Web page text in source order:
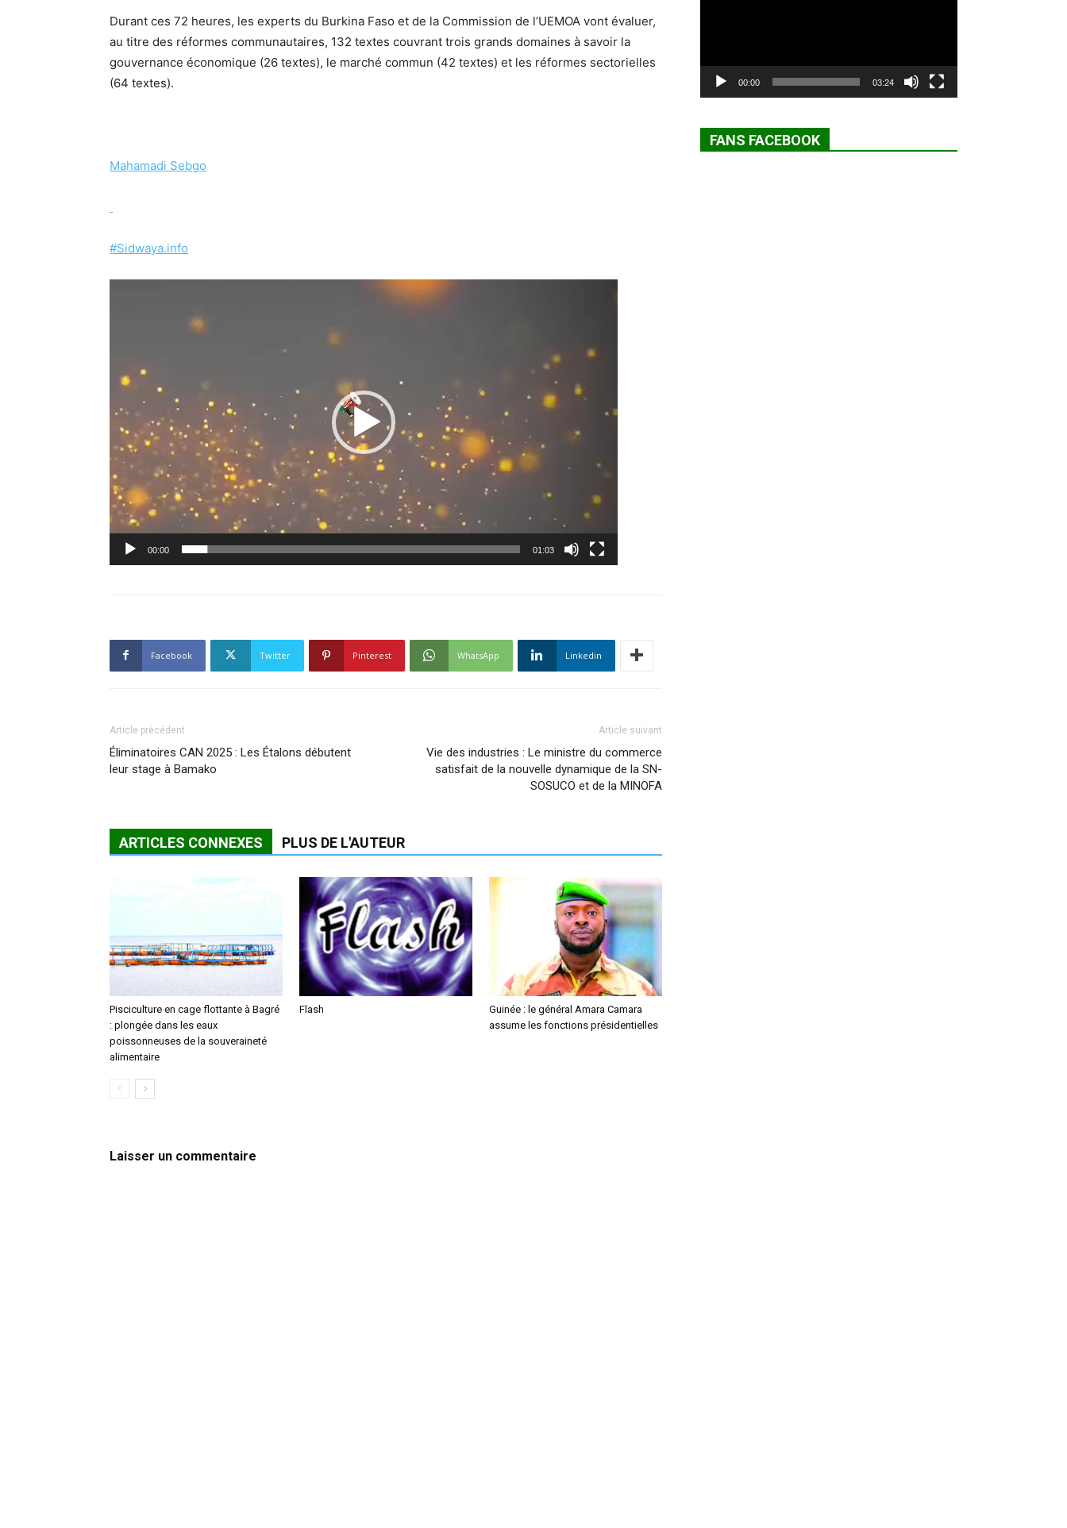
Durant ces 72 heures, les experts du Burkina Faso et de la Commission de l’UEMOA vont évaluer,
au titre des réformes communautaires, 132 textes couvrant trois grands domaines à savoir la
gouvernance économique (26 textes), le marché commun (42 textes) et les réformes sectorielles
(64 textes).
Mahamadi Sebgo
#Sidwaya.info
Lecteur
00:00 01:03
Facebook Twitter Pinterest WhatsApp Linkedin
Article précédent
Éliminatoires CAN 2025 : Les Étalons débutent
leur stage à Bamako
Article suivant
Vie des industries : Le ministre du commerce
satisfait de la nouvelle dynamique de la SN-
SOSUCO et de la MINOFA
ARTICLES CONNEXES PLUS DE L'AUTEUR
Pisciculture en cage flottante à Bagré
: plongée dans les eaux
poissonneuses de la souveraineté
alimentaire
Flash
Guinée : le général Amara Camara
assume les fonctions présidentielles
Laisser un commentaire
00:00 03:24
FANS FACEBOOK